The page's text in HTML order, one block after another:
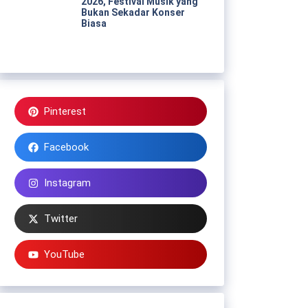
Bukan Sekadar Konser
Biasa
Pinterest
Facebook
Instagram
Twitter
YouTube